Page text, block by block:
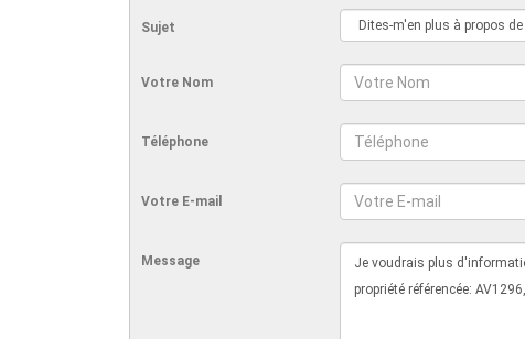
Sujet
Votre Nom
Téléphone
Votre E-mail
Message